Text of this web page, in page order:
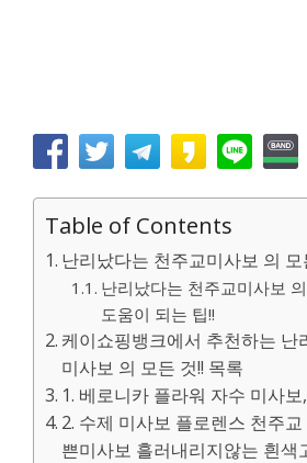
Table of Contents
난리났다는 천주교미사보 의 모
난리났다는 천주교미사보
도움이 되는 팁!!
케이쇼핑뱅크에서 추천하는 난
미사보 의 모든 것!! 목록
1. 베로니카 플라워 자수 미사보
2. 수제 미사보 플로렌스 천주
쁜미사보 흘러내리지않는 흰색